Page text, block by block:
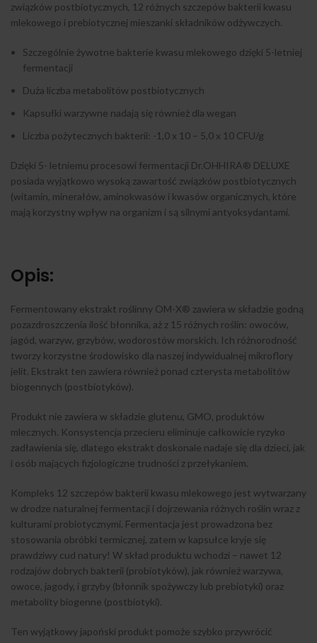
związków postbiotycznych, 12 różnych szczepów bakterii kwasu
mlekowego i prebiotycznej mieszanki składników odżywczych.
Szczególnie żywotne bakterie kwasu mlekowego dzięki 5-letniej
fermentacji
Duża liczba metabolitów postbiotycznych
Kapsułki warzywne nadają się również dla wegan
Liczba pożytecznych bakterii: -1,0 x 10 – 5,0 x 10 CFU/g
Dzięki 5- letniemu procesowi fermentacji Dr.OHHIRA® DELUXE
posiada wyjątkowo wysoką zawartość związków postbiotycznych
(witamin, minerałów, aminokwasów i kwasów organicznych, które
mają korzystny wpływ na organizm i są silnymi antyoksydantami.
Opis:
Fermentowany ekstrakt roślinny OM-X® zawiera w składzie godną
pozazdroszczenia ilość błonnika, aż z 15 różnych roślin: owoców,
jagód, warzyw, grzybów, wodorostów morskich. Ich różnorodność
tworzy korzystne środowisko dla naszej indywidualnej mikroflory
jelit. Ekstrakt ten zawiera również ponad czterysta metabolitów
biogennych (postbiotyków).
Produkt nie zawiera w składzie glutenu, GMO, produktów
mlecznych. Konsystencja przecieru eliminuje całkowicie ryzyko
zadławienia się, dlatego ekstrakt doskonale nadaje się dla dzieci, jak
i osób mających fizjologiczne trudności z przełykaniem.
Kompleks 12 szczepów bakterii kwasu mlekowego jest wytwarzany
w drodze naturalnej fermentacji i dojrzewania różnych roślin wraz z
kulturami probiotycznymi. Fermentacja jest prowadzona bez
stosowania obróbki termicznej, zatem w kapsułce kryje się
prawdziwy cud natury! W skład produktu wchodzi – nawet 12
rodzajów dobrych bakterii (probiotyków), jak również warzywa,
owoce, jagody, i grzyby (błonnik spożywczy lub prebiotyki) oraz
metabolity biogenne (postbiotyki).
Ten wyjątkowy japoński produkt pomoże szybko przywrócić